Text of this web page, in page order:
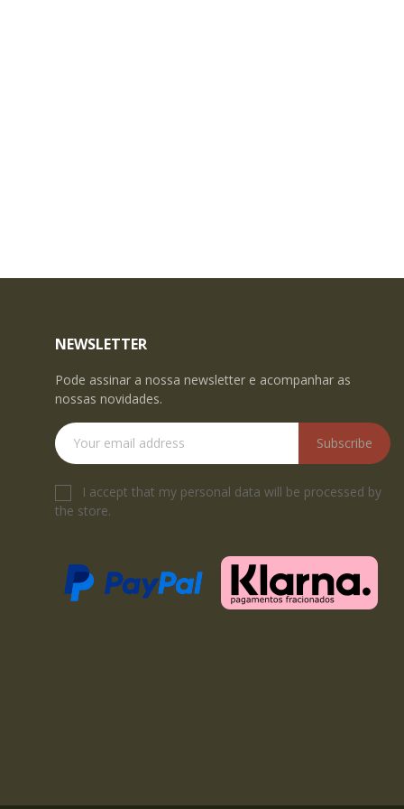
NEWSLETTER
Pode assinar a nossa newsletter e acompanhar as
nossas novidades.
Subscribe
I accept that my personal data will be processed by
the store.